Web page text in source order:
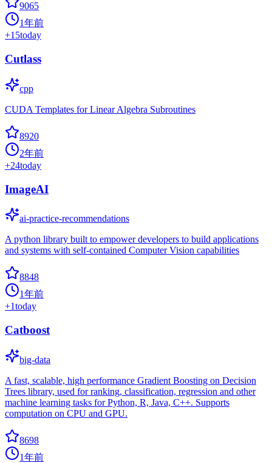
9065
1年前
+15today
Cutlass
cpp
CUDA Templates for Linear Algebra Subroutines
8920
2年前
+24today
ImageAI
ai-practice-recommendations
A python library built to empower developers to build applications
and systems with self-contained Computer Vision capabilities
8848
1年前
+1today
Catboost
big-data
A fast, scalable, high performance Gradient Boosting on Decision
Trees library, used for ranking, classification, regression and other
machine learning tasks for Python, R, Java, C++. Supports
computation on CPU and GPU.
8698
1年前